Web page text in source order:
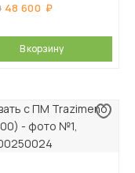
48 600
В корзину